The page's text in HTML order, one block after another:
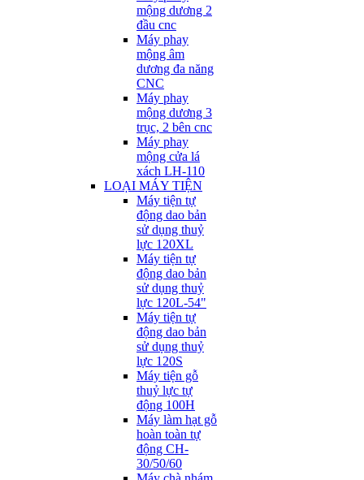
mộng dương 2
đầu cnc
Máy phay
mộng âm
dương đa năng
CNC
Máy phay
mộng dương 3
trục, 2 bên cnc
Máy phay
mộng cửa lá
xách LH-110
LOẠI MÁY TIỆN
Máy tiện tự
động dao bản
sử dụng thuỷ
lực 120XL
Máy tiện tự
động dao bản
sử dụng thuỷ
lực 120L-54"
Máy tiện tự
động dao bản
sử dụng thuỷ
lực 120S
Máy tiện gỗ
thuỷ lực tự
động 100H
Máy làm hạt gỗ
hoàn toàn tự
động CH-
30/50/60